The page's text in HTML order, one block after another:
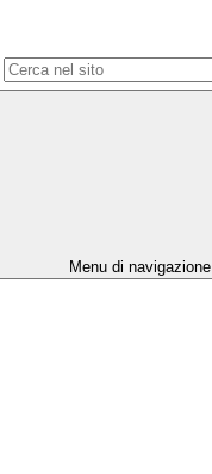
Menu di navigazione